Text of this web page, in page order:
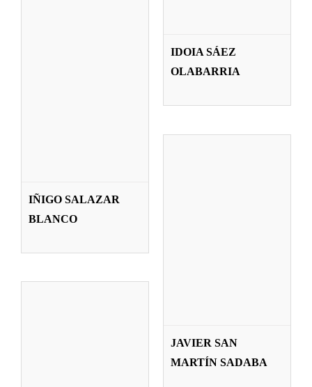
IDOIA SÁEZ
OLABARRIA
IÑIGO SALAZAR
BLANCO
MARTÍN
SADABA
JAVIER SAN
MARTÍN SADABA
SEGUNDO
CAPISTROS